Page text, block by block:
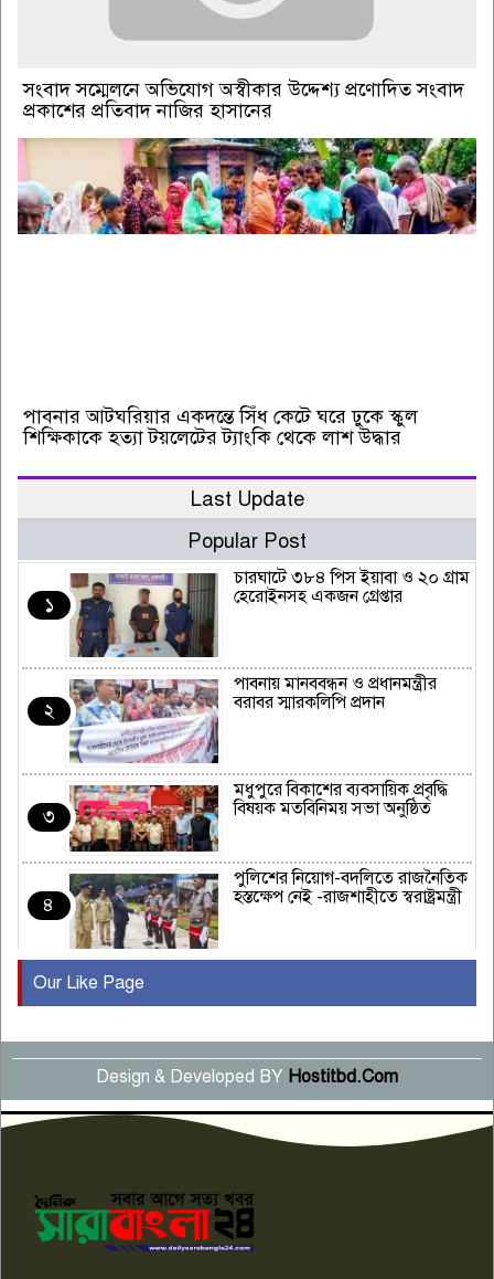
সংবাদ সম্মেলনে অভিযোগ অস্বীকার উদ্দেশ্য প্রণোদিত সংবাদ
প্রকাশের প্রতিবাদ নাজির হাসানের
পাবনার আটঘরিয়ার একদন্তে সিঁধ কেটে ঘরে ঢুকে স্কুল
শিক্ষিকাকে হত্যা টয়লেটের ট্যাংকি থেকে লাশ উদ্ধার
Last Update
Popular Post
১
চারঘাটে ৩৮৪ পিস ইয়াবা ও ২০ গ্রাম
হেরোইনসহ একজন গ্রেপ্তার
২
পাবনায় মানববন্ধন ও প্রধানমন্ত্রীর
বরাবর স্মারকলিপি প্রদান
৩
মধুপুরে বিকাশের ব্যবসায়িক প্রবৃদ্ধি
বিষয়ক মতবিনিময় সভা অনুষ্ঠিত
৪
পুলিশের নিয়োগ-বদলিতে রাজনৈতিক
হস্তক্ষেপ নেই -রাজশাহীতে স্বরাষ্ট্রমন্ত্রী
৫
বছর পূর্তি উদযাপন
৬
সংবাদ সম্মেলনে অভিযোগ অস্বীকার
উদ্দেশ্য প্রণোদিত সংবাদ প্রকাশের
প্রতিবাদ নাজির হাসানের
৭
কেটে ঘরে ঢুকে স্কুল শিক্ষিকাকে হত্যা
টয়লেটের ট্যাংকি থেকে লাশ উদ্ধার
Our Like Page
Design & Developed BY Hostitbd.Com